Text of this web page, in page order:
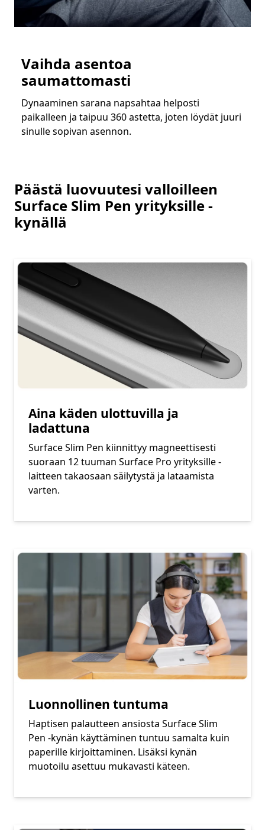
Vaihda asentoa
saumattomasti
Dynaaminen sarana napsahtaa helposti
paikalleen ja taipuu 360 astetta, joten löydät juuri
sinulle sopivan asennon.
Päästä luovuutesi valloilleen
Surface Slim Pen yrityksille -
kynällä
Aina käden ulottuvilla ja
ladattuna
Surface Slim Pen kiinnittyy magneettisesti
suoraan 12 tuuman Surface Pro yrityksille -
laitteen takaosaan säilytystä ja lataamista
varten.
Luonnollinen tuntuma
Haptisen palautteen ansiosta Surface Slim
Pen -kynän käyttäminen tuntuu samalta kuin
paperille kirjoittaminen. Lisäksi kynän
muotoilu asettuu mukavasti käteen.